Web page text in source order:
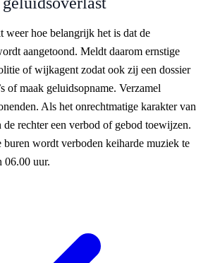
weer hoe belangrijk het is dat de
aangetoond. Meldt daarom ernstige
of wijkagent zodat ook zij een dossier
of maak geluidsopname. Verzamel
Als het onrechtmatige karakter van
de rechter een verbod of gebod toewijzen.
wordt verboden keiharde muziek te
06.00 uur.